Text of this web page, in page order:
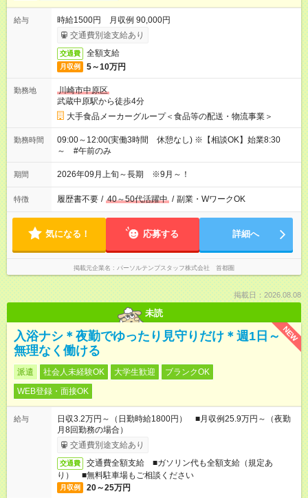
給与
時給1500円 月収例 90,000円
交通費別途支給あり
交通費 全額支給
月収例 5～10万円
勤務地
川崎市中原区
武蔵中原駅から徒歩4分
大手食品メーカーグループ＜食品等の配送・物流事業＞
勤務時間
09:00～12:00(実働3時間 休憩なし) ※【相談OK】始業8:30
～ #午前のみ
期間 2026年09月上旬～長期 ※9月～！
特徴 履歴書不要 / 40～50代活躍中 / 副業・WワークOK
気になる！ 応募する 詳細へ
掲載元企業名 パーソルテンプスタッフ株式会社 首都圏
掲載日：2026.08.08
未読
NEW
入浴ナシ＊夜勤でゆったり見守りだけ＊週1日～
無理なく働ける
派遣 社会人未経験OK 大学生歓迎
ブランクOK
WEB登録・面接OK
給与
日収3.2万円～（日勤時給1800円） ■月収例25.9万円～（夜勤
月8回勤務の場合）
交通費別途支給あり
交通費
交通費全額支給 ■ガソリン代も全額支給（規定あ
り） ■無料駐車場もご相談ください
月収例 20～25万円